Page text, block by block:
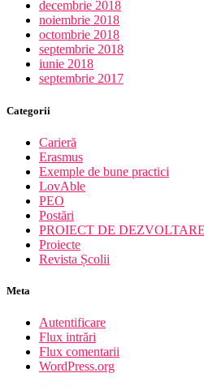
decembrie 2018
noiembrie 2018
octombrie 2018
septembrie 2018
iunie 2018
septembrie 2017
Categorii
Carieră
Erasmus
Exemple de bune practici
LovAble
PEO
Postări
PROIECT DE
Proiecte
Revista Școlii
Meta
Autentificare
Flux intrări
Flux comentarii
WordPress.org